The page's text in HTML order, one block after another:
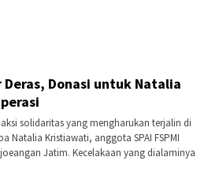
Donasi untuk Natalia
solidaritas yang mengharukan terjalin di
Natalia Kristiawati, anggota SPAI FSPMI
Jatim. Kecelakaan yang dialaminya